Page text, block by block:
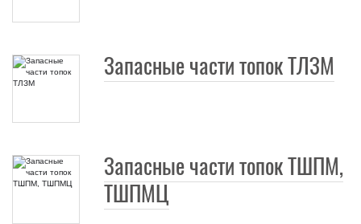
Запасные части топок ТЛЗМ
Запасные части топок ТШПМ,
ТШПМЦ